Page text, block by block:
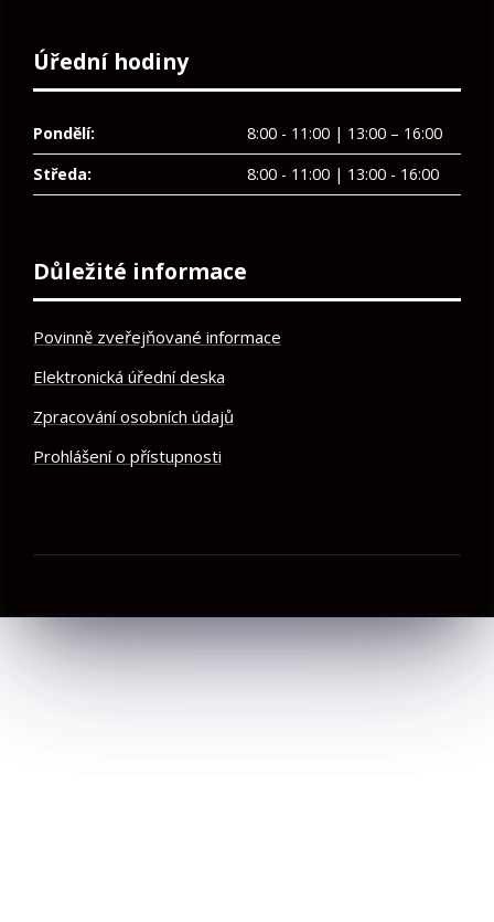
Úřední hodiny
Pondělí:
8:00 - 11:00 | 13:00 – 16:00
Středa:
8:00 - 11:00 | 13:00 - 16:00
Důležité informace
Povinně zveřejňované informace
Elektronická úřední deska
Zpracování osobních údajů
Prohlášení o přístupnosti